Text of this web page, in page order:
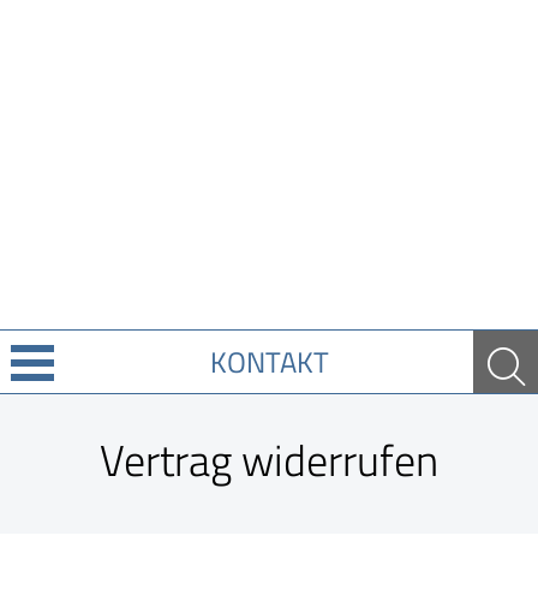
KONTAKT
LeistungenVertrag widerrufen